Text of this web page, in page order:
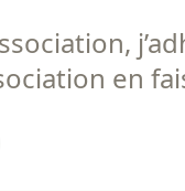
en